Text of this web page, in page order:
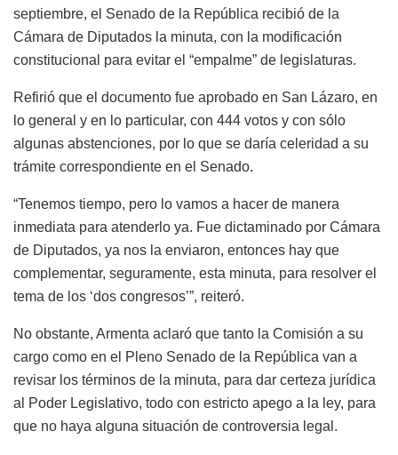
septiembre, el Senado de la República recibió de la
Cámara de Diputados la minuta, con la modificación
constitucional para evitar el “empalme” de legislaturas.
Refirió que el documento fue aprobado en San Lázaro, en
lo general y en lo particular, con 444 votos y con sólo
algunas abstenciones, por lo que se daría celeridad a su
trámite correspondiente en el Senado.
“Tenemos tiempo, pero lo vamos a hacer de manera
inmediata para atenderlo ya. Fue dictaminado por Cámara
de Diputados, ya nos la enviaron, entonces hay que
complementar, seguramente, esta minuta, para resolver el
tema de los ‘dos congresos’”, reiteró.
No obstante, Armenta aclaró que tanto la Comisión a su
cargo como en el Pleno Senado de la República van a
revisar los términos de la minuta, para dar certeza jurídica
al Poder Legislativo, todo con estricto apego a la ley, para
que no haya alguna situación de controversia legal.